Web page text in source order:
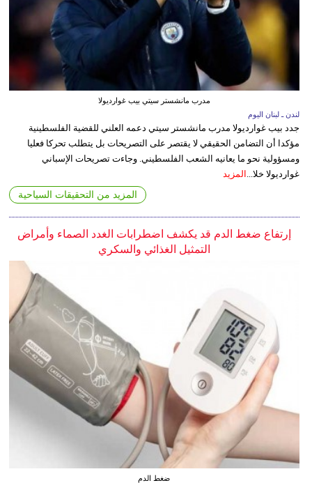
مدرب مانشستر سيتي بيب غوارديولا
لندن ـ لبنان اليوم
جدد بيب غوارديولا مدرب مانشستر سيتي دعمه العلني للقضية الفلسطينية
مؤكدا أن التضامن الحقيقي لا يقتصر على التصريحات بل يتطلب تحركا فعليا
ومسؤولية نحو ما يعانيه الشعب الفلسطيني. وجاءت تصريحات الإسباني
غوارديولا خلا... المزيد
المزيد من التحقيقات السياحية
إرتفاع ضغط الدم قد يكشف اضطرابات الغدد الصماء وأمراض
التمثيل الغذائي والسكري
ضغط الدم